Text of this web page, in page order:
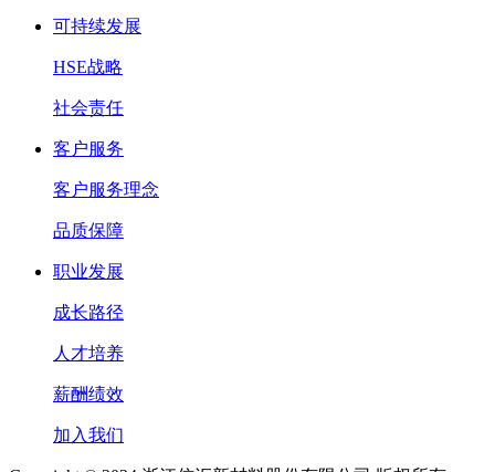
可持续发展
HSE战略
社会责任
客户服务
客户服务理念
品质保障
职业发展
成长路径
人才培养
薪酬绩效
加入我们